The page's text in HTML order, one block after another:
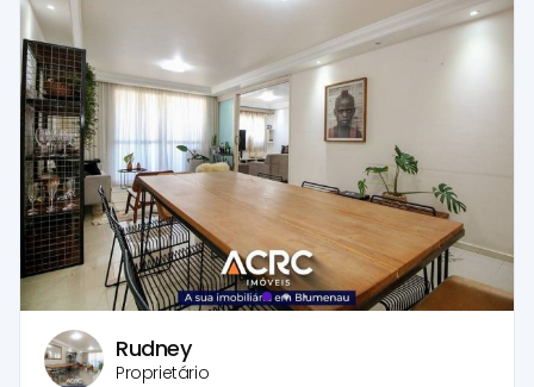
Rudney
Proprietário